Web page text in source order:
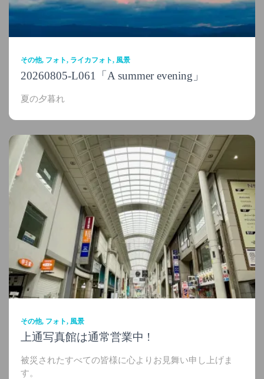
その他 フォト ライカフォト 風景
20260805-L061「A summer evening」
夏の夕暮れ
その他 フォト 風景
上通写真館は通常営業中 !
被災されたすべての皆様に心よりお見舞い申し上げま
す。